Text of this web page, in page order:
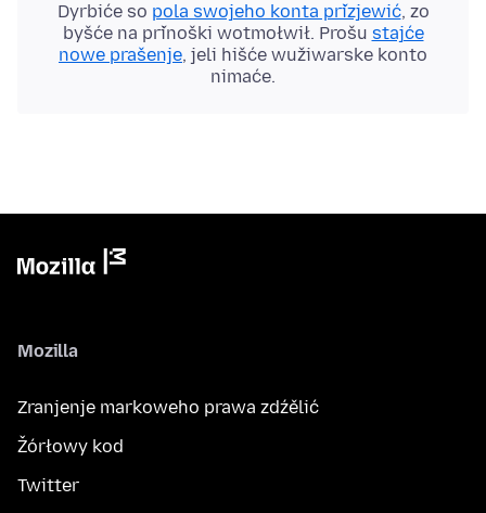
Dyrbiće so pola swojeho konta přizjewić, zo
byšće na přinoški wotmołwił. Prošu stajće
nowe prašenje, jeli hišće wužiwarske konto
nimaće.
Mozilla
Zranjenje markoweho prawa zdźělić
Žórłowy kod
Twitter